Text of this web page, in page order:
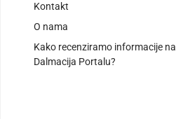
Kontakt
O nama
Kako recenziramo informacije na
Dalmacija Portalu?